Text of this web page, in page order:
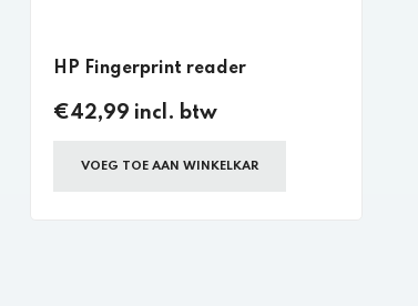
HP Fingerprint reader
€42,99 incl. btw
VOEG TOE AAN WINKELKAR